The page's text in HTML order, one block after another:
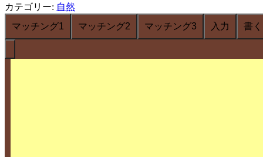
カテゴリー: 自然
マッチング1
マッチング2 マッチング3 入力 書く